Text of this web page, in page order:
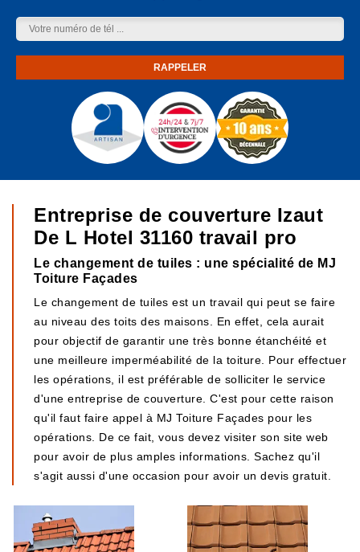
Entreprise de couverture Izaut
De L Hotel 31160 travail pro
Le changement de tuiles : une spécialité de MJ
Toiture Façades
Le changement de tuiles est un travail qui peut se faire
au niveau des toits des maisons. En effet, cela aurait
pour objectif de garantir une très bonne étanchéité et
une meilleure imperméabilité de la toiture. Pour effectuer
les opérations, il est préférable de solliciter le service
d'une entreprise de couverture. C'est pour cette raison
qu'il faut faire appel à MJ Toiture Façades pour les
opérations. De ce fait, vous devez visiter son site web
pour avoir de plus amples informations. Sachez qu'il
s'agit aussi d'une occasion pour avoir un devis gratuit.